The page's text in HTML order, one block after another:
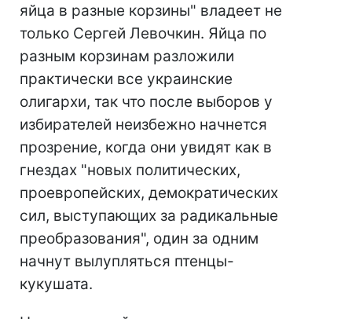
яйца в разные корзины" владеет не
только Сергей Левочкин. Яйца по
разным корзинам разложили
практически все украинские
олигархи, так что после выборов у
избирателей неизбежно начнется
прозрение, когда они увидят как в
гнездах "новых политических,
проевропейских, демократических
сил, выступающих за радикальные
преобразования", один за одним
начнут вылупляться птенцы-
кукушата.